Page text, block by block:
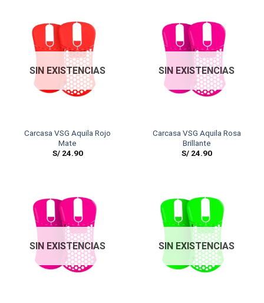
SIN EXISTENCIAS
Carcasa VSG Aquila Rojo
Mate
S/24.90
SIN EXISTENCIAS
Carcasa VSG Aquila Rosa
Brillante
S/24.90
SIN EXISTENCIAS SIN EXISTENCIAS